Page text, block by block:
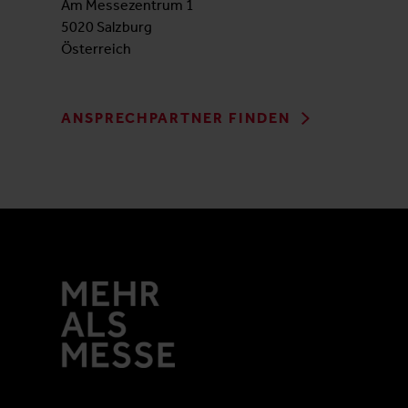
Am Messezentrum 1
5020 Salzburg
Österreich
ANSPRECHPARTNER FINDEN